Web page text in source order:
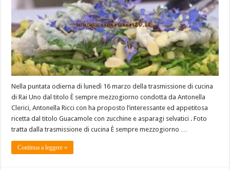
Nella puntata odierna di lunedì 16 marzo della trasmissione di cucina
di Rai Uno dal titolo È sempre mezzogiorno condotta da Antonella
Clerici, Antonella Ricci con ha proposto l’interessante ed appetitosa
ricetta dal titolo Guacamole con zucchine e asparagi selvatici . Foto
tratta dalla trasmissione di cucina È sempre mezzogiorno …
Continua a leggere »